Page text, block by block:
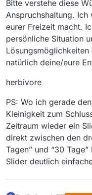
Bitte verstehe diese
Anspruchshaltung.
eurer Freizeit macht.
persönliche Situation
natürlich deine/eure
herbivore
PS: Wo ich gerade
Kleinigkeit zum
Zeitraum wieder ein
direkt zwischen den
Tagen” und “30
Slider deutlich